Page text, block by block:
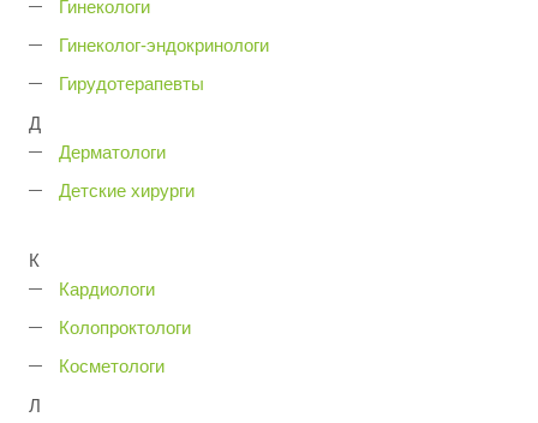
Гинекологи
Гинеколог-эндокринологи
Гирудотерапевты
Д
Дерматологи
Детские хирурги
К
Кардиологи
Колопроктологи
Косметологи
Л